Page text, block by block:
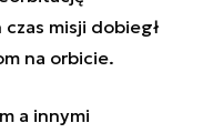
misji dobiegł
na orbicie.
a innymi